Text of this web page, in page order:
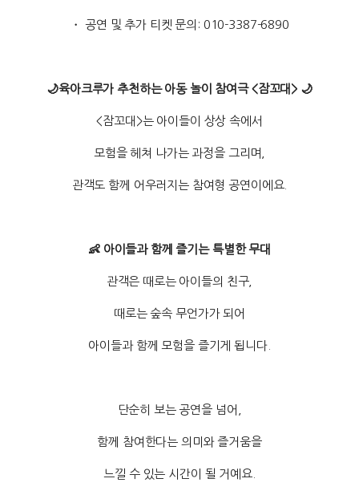
・ 공연 및 추가 티켓 문의: 010-3387-6890
🌙육아크루가 추천하는 아동 놀이 참여극 <잠꼬대> 🌙
<잠꼬대>는 아이들이 상상 속에서
모험을 헤쳐 나가는 과정을 그리며,
관객도 함께 어우러지는 참여형 공연이에요.
👶 아이들과 함께 즐기는 특별한 무대
관객은 때로는 아이들의 친구,
때로는 숲속 무언가가 되어
아이들과 함께 모험을 즐기게 됩니다.
단순히 보는 공연을 넘어,
함께 참여한다는 의미와 즐거움을
느낄 수 있는 시간이 될 거예요.